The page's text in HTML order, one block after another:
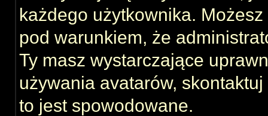
każdego użytkownika.
pod warunkiem, że
Ty masz wystarczające
używania avatarów,
to jest spowodowane.